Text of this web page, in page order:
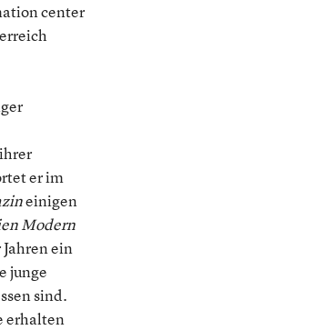
center
er im
einigen
Modern
ein
junge
sind.
erhalten